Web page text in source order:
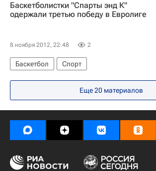
Президентские выборы в США (2012)
Баскетболистки "Спарты энд К"
одержали третью победу в Евролиге
8 ноября 2012, 22:48 2
Баскетбол
Спорт
Евролига FIBA (женщины)
Спарта энд К
Еще 20 материалов